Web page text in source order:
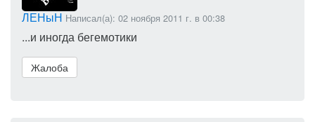
ЛЕНыН Написал(а): 02 ноября 2011 г. в 00:38
...и иногда бегемотики
Жалоба